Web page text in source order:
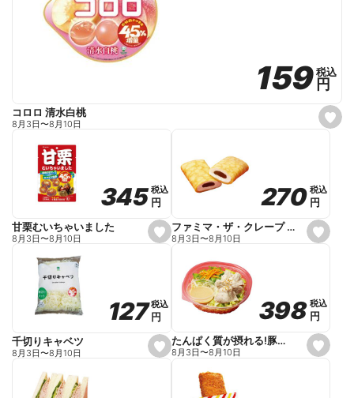
s
e
159
159税込
税込
円
円
コロロ 清水白桃
8月3日〜8月10日
s
e
o
r
i
e
345
345税込
税込
円
円
甘栗むいちゃいました
8月3日〜8月10日
s
e
o
r
i
e
270
270 税込
税込
円
円
ファミマ・ザ・クレープ 生チョコ
8月3日〜8月10日
s
e
127
127税込
税込
円
円
千切りキャベツ
8月3日〜8月10日
s
e
398
398 税込
税込
円
円
たんぱく質が摂れる!豚しゃぶのパスタサラダ
8月3日〜8月10日